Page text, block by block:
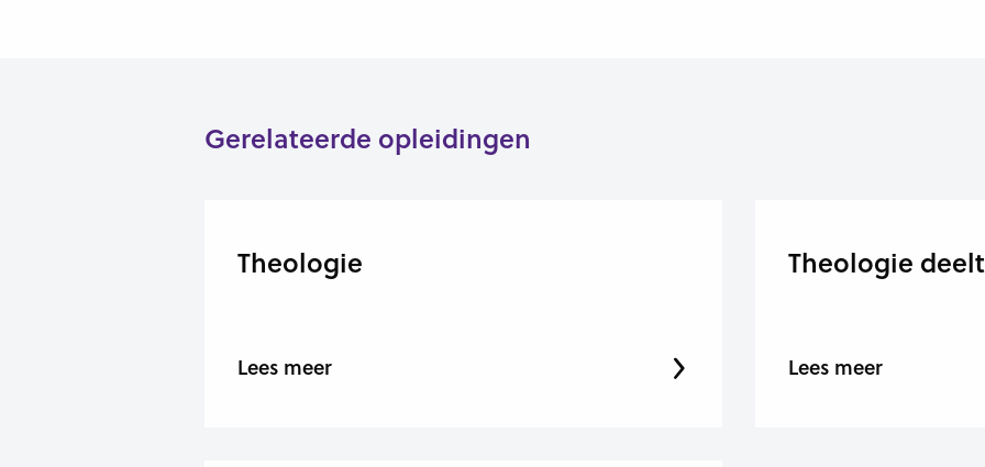
Gerelateerde opleidingen
Theologie
Lees meer
Theologie
Lees meer